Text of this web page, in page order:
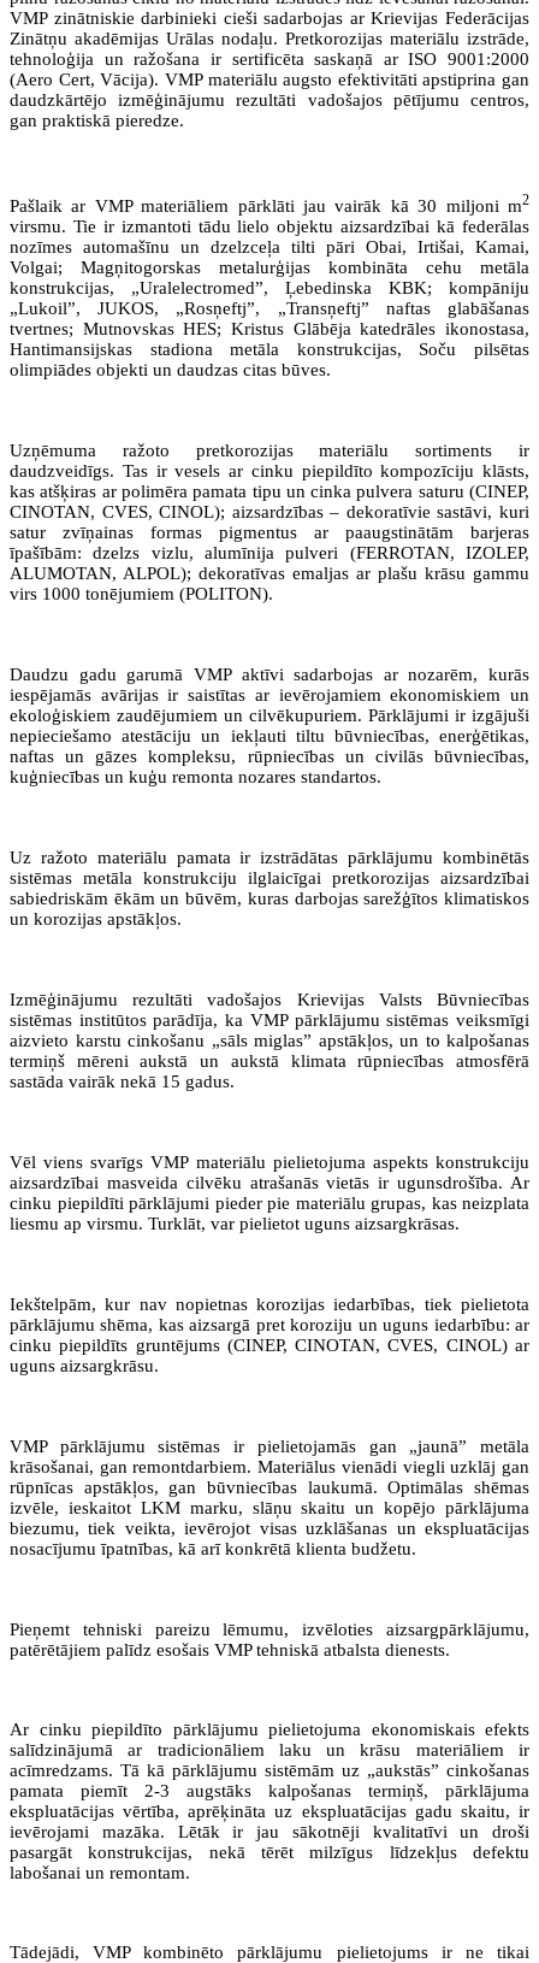
VMP zinātniskie darbinieki cieši sadarbojas ar Krievijas Federācijas
Zinātņu akadēmijas Urālas nodaļu. Pretkorozijas materiālu izstrāde,
tehnoloģija un ražošana ir sertificēta saskaņā ar ISO 9001:2000
(Aero Cert, Vācija). VMP materiālu augsto efektivitāti apstiprina gan
daudzkārtējo izmēģinājumu rezultāti vadošajos pētījumu centros,
gan praktiskā pieredze.
Pašlaik ar VMP materiāliem pārklāti jau vairāk kā 30 miljoni m2
virsmu. Tie ir izmantoti tādu lielo objektu aizsardzībai kā federālas
nozīmes automašīnu un dzelzceļa tilti pāri Obai, Irtišai, Kamai,
Volgai; Magņitogorskas metalurģijas kombināta cehu metāla
konstrukcijas, „Uralelectromed”, Ļebedinska KBK; kompāniju
„Lukoil”, JUKOS, „Rosņeftj”, „Transņeftj” naftas glabāšanas
tvertnes; Mutnovskas HES; Kristus Glābēja katedrāles ikonostasa,
Hantimansijskas stadiona metāla konstrukcijas, Soču pilsētas
olimpiādes objekti un daudzas citas būves.
Uzņēmuma ražoto pretkorozijas materiālu sortiments ir
daudzveidīgs. Tas ir vesels ar cinku piepildīto kompozīciju klāsts,
kas atšķiras ar polimēra pamata tipu un cinka pulvera saturu (CINEP,
CINOTAN, CVES, CINOL); aizsardzības – dekoratīvie sastāvi, kuri
satur zvīņainas formas pigmentus ar paaugstinātām barjeras
īpašībām: dzelzs vizlu, alumīnija pulveri (FERROTAN, IZOLEP,
ALUMOTAN, ALPOL); dekoratīvas emaljas ar plašu krāsu gammu
virs 1000 tonējumiem (POLITON).
Daudzu gadu garumā VMP aktīvi sadarbojas ar nozarēm, kurās
iespējamās avārijas ir saistītas ar ievērojamiem ekonomiskiem un
ekoloģiskiem zaudējumiem un cilvēkupuriem. Pārklājumi ir izgājuši
nepieciešamo atestāciju un iekļauti tiltu būvniecības, enerģētikas,
naftas un gāzes kompleksu, rūpniecības un civilās būvniecības,
kuģniecības un kuģu remonta nozares standartos.
Uz ražoto materiālu pamata ir izstrādātas pārklājumu kombinētās
sistēmas metāla konstrukciju ilglaicīgai pretkorozijas aizsardzībai
sabiedriskām ēkām un būvēm, kuras darbojas sarežģītos klimatiskos
un korozijas apstākļos.
Izmēģinājumu rezultāti vadošajos Krievijas Valsts Būvniecības
sistēmas institūtos parādīja, ka VMP pārklājumu sistēmas veiksmīgi
aizvieto karstu cinkošanu „sāls miglas” apstākļos, un to kalpošanas
termiņš mēreni aukstā un aukstā klimata rūpniecības atmosfērā
sastāda vairāk nekā 15 gadus.
Vēl viens svarīgs VMP materiālu pielietojuma aspekts konstrukciju
aizsardzībai masveida cilvēku atrašanās vietās ir ugunsdrošība. Ar
cinku piepildīti pārklājumi pieder pie materiālu grupas, kas neizplata
liesmu ap virsmu. Turklāt, var pielietot uguns aizsargkrāsas.
Iekštelpām, kur nav nopietnas korozijas iedarbības, tiek pielietota
pārklājumu shēma, kas aizsargā pret koroziju un uguns iedarbību: ar
cinku piepildīts gruntējums (CINEP, CINOTAN, CVES, CINOL) ar
uguns aizsargkrāsu.
VMP pārklājumu sistēmas ir pielietojamās gan „jaunā” metāla
krāsošanai, gan remontdarbiem. Materiālus vienādi viegli uzklāj gan
rūpnīcas apstākļos, gan būvniecības laukumā. Optimālas shēmas
izvēle, ieskaitot LKM marku, slāņu skaitu un kopējo pārklājuma
biezumu, tiek veikta, ievērojot visas uzklāšanas un ekspluatācijas
nosacījumu īpatnības, kā arī konkrētā klienta budžetu.
Pieņemt tehniski pareizu lēmumu, izvēloties aizsargpārklājumu,
patērētājiem palīdz esošais VMP tehniskā atbalsta dienests.
Ar cinku piepildīto pārklājumu pielietojuma ekonomiskais efekts
salīdzinājumā ar tradicionāliem laku un krāsu materiāliem ir
acīmredzams. Tā kā pārklājumu sistēmām uz „aukstās” cinkošanas
pamata piemīt 2-3 augstāks kalpošanas termiņš, pārklājuma
ekspluatācijas vērtība, aprēķināta uz ekspluatācijas gadu skaitu, ir
ievērojami mazāka. Lētāk ir jau sākotnēji kvalitatīvi un droši
pasargāt konstrukcijas, nekā tērēt milzīgus līdzekļus defektu
labošanai un remontam.
Tādejādi, VMP kombinēto pārklājumu pielietojums ir ne tikai